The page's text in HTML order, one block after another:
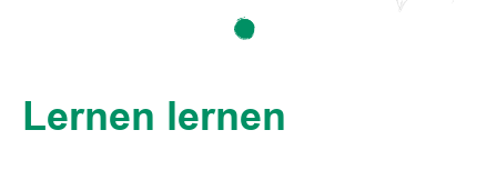
Lernen lernen